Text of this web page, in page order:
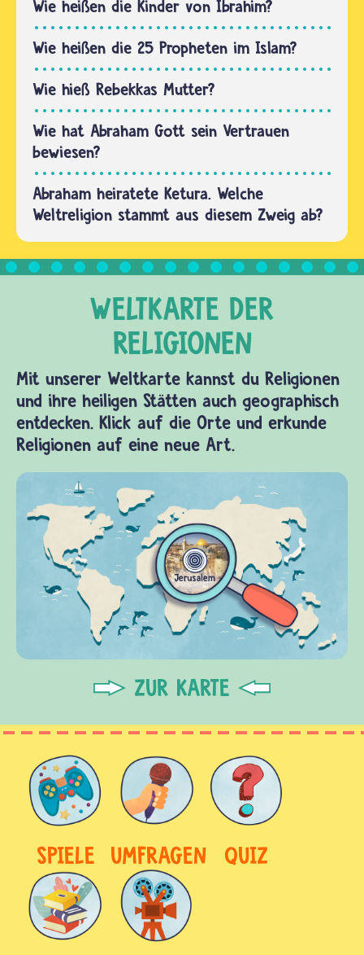
und
Juden
nennen
ihn Brit.
Von dem
Bund
erzählte…
Wie heißen die Kinder von Ibrahim?
Wie heißen die 25 Propheten im Islam?
Wie hieß Rebekkas Mutter?
Wie hat Abraham Gott sein Vertrauen
bewiesen?
Abraham heiratete Ketura. Welche
Weltreligion stammt aus diesem Zweig ab?
Mit unserer Weltkarte kannst du Religionen
und ihre heiligen Stätten auch geographisch
entdecken. Klick auf die Orte und erkunde
Religionen auf eine neue Art.
ZUR KARTE
SPIELE UMFRAGEN QUIZ